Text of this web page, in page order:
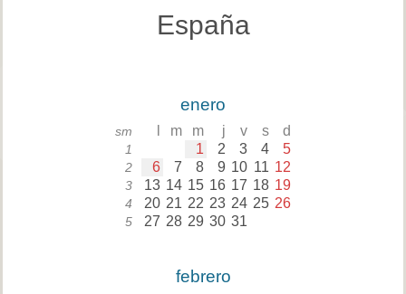
España
enero
sm m m j v s d
1 1 2 3 4 5
2 6 7 8 9 10 11 12
3 13 14 15 16 17 18 19
4 20 21 22 23 24 25 26
5 27 28 29 30 31
febrero